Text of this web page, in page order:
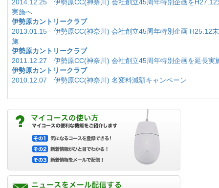
2014.12.25 伊勢原CC(神奈川) 会社創立45周年特別企画をH27.12
実施へ
伊勢原カントリークラブ
2013.01.15 伊勢原CC(神奈川) 会社創立45周年特別企画 H25.12
施
伊勢原カントリークラブ
2011.12.27 伊勢原CC(神奈川) 会社創立45周年特別企画を延長実
伊勢原カントリークラブ
2010.12.07 伊勢原CC(神奈川) 名変料減額キャンペーン